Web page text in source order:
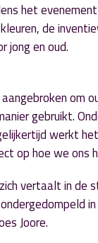
het
de
jong en oud.
om
gebruikt.
werkt
op hoe we ons
vertaalt in de
Joore.